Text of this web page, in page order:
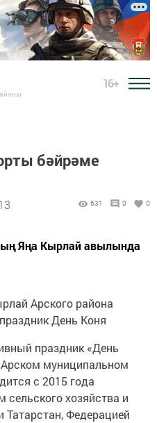
16+
бәйрәме
631 0 0
Яңа Кырлай авылында
Арского района
День Коня
праздник «День
Арском муниципальном
с 2015 года
хозяйства и
Татарстан, Федерацией